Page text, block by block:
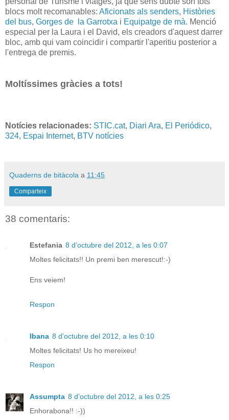
blocs molt recomanables: Aficionats als senders, Històries
del bus, Gorges de la Garrotxa i Equipatge de mà. Menció
especial per la Laura i el David, els creadors d'aquest darrer
bloc, amb qui vam coincidir i compartir l'aperitiu posterior a
l'entrega de premis.
Moltíssimes gràcies a tots!
Notícies relacionades: STIC.cat, Diari Ara, El Periódico,
324, Espai Internet, BTV notícies
Quaderns de bitàcola a 11:45
Comparteix
38 comentaris:
Estefania 8 d’octubre del 2012, a les 0:07
Moltes felicitats!! Un premi ben merescut!:-)
Ens veiem!
Respon
Ibana 8 d’octubre del 2012, a les 0:10
Moltes felicitats! Us ho mereixeu!
Respon
Assumpta 8 d’octubre del 2012, a les 0:25
Enhorabona!! :-))